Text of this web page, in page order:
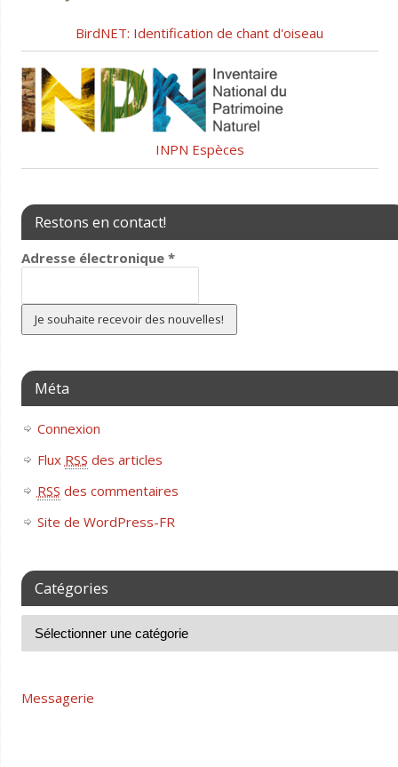
BirdNET: Identification de chant d'oiseau
INPN Espèces
Restons en contact!
Adresse électronique *
Méta
Connexion
Flux RSS des articles
RSS des commentaires
Site de WordPress-FR
Catégories
Messagerie